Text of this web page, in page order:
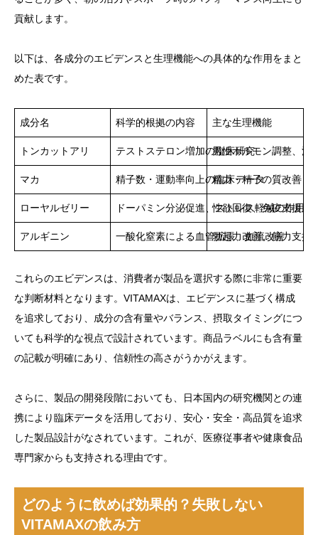
貢献します。
以下は、各成分のエビデンスと生理機能への具体的な作用をまと
めた表です。
成分名 科学的根拠の内容 主な生理機能
トンカットアリ テストステロン増加の臨床研究男性ホルモン調整、活
マカ 精子数・運動率向上の臨床データ
精力・精子の質改善
ローヤルゼリー ドーパミン分泌促進、ストレス軽減の作用
性欲回復、免疫支援、
アルギニン 一酸化窒素による血管拡張、血流改善
勃起力改善、筋力支援
これらのエビデンスは、消費者が製品を選択する際に非常に重要
な判断材料となります。VITAMAXは、エビデンスに基づく構成
を追求しており、成分の含有量やバランス、摂取タイミングにつ
いても科学的な視点で設計されています。商品ラベルにも含有量
の記載が明確にあり、信頼性の高さがうかがえます。
さらに、製品の開発段階においても、日本国内の研究機関との連
携により臨床データを活用しており、安心・安全・高品質を追求
した製品設計がなされています。これが、医療従事者や健康食品
専門家からも支持される理由です。
どのように飲めば効果的？失敗しない
VITAMAXの飲み方